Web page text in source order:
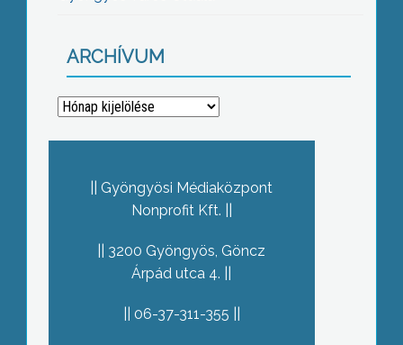
ARCHÍVUM
Archívum
Gyöngyösi Médiaközpont
Nonprofit Kft.
3200 Gyöngyös, Göncz
Árpád utca 4.
06-37-311-355